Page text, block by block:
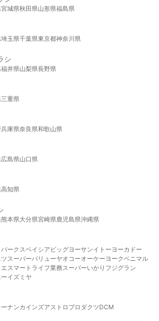
宮城県秋田県山形県福島県
埼玉県千葉県東京都神奈川県
シ
福井県山梨県長野県
三重県
兵庫県奈良県和歌山県
広島県山口県
高知県
熊本県大分県宮崎県鹿児島県沖縄県
ークスベイシア ビッグヨーサンイトーヨーカドー
スーパーバリューヤオコーオーケー ヨークベニマル
エスマート ライフ業務スーパーいかり フジグラン
イズミヤ
ーナンカインズアストロプロダクツDCM